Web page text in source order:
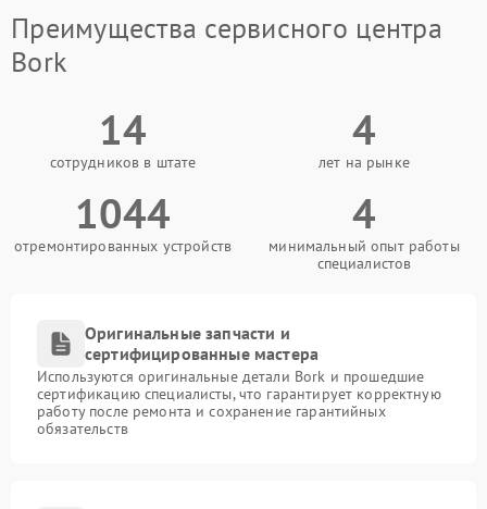
Преимущества сервисного центра
Bork
14
сотрудников в штате
4
лет на рынке
1044
отремонтированных устройств
4
минимальный опыт работы
специалистов
Оригинальные запчасти и
сертифицированные мастера
Используются оригинальные детали Bork и прошедшие
сертификацию специалисты, что гарантирует корректную
работу после ремонта и сохранение гарантийных
обязательств